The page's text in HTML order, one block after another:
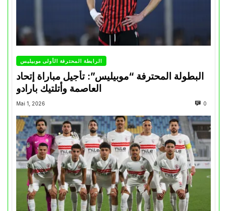
الرابطة المحترفة الأولى موبيليس
البطولة المحترفة “موبيليس”: تأجيل مباراة إتحاد
العاصمة وأتلتيك بارادو
Mai 1, 2026 0